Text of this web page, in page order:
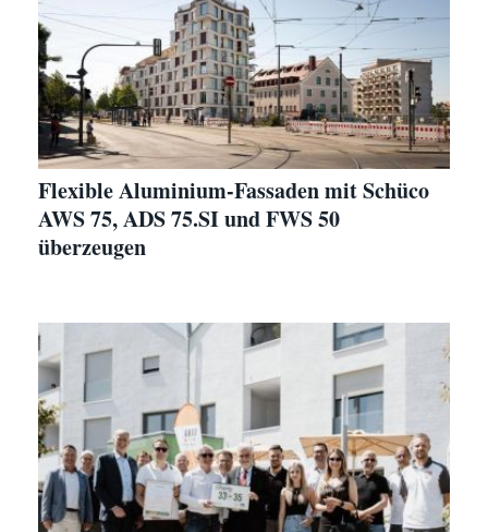
Flexible Aluminium-Fassaden mit Schüco
AWS 75, ADS 75.SI und FWS 50
überzeugen